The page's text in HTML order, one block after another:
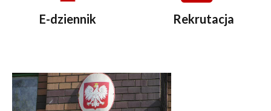
E-dziennik Rekrutacja